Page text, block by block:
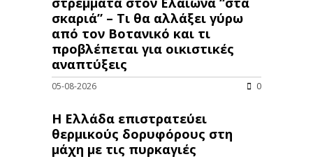
σκαριά” – Τι θα αλλάξει γύρω
από τον Βοτανικό και τι
προβλέπεται για οικιστικές
αναπτύξεις
05-08-2026 0
Η Ελλάδα επιστρατεύει
θερμικούς δορυφόρους στη
μάχη με τις πυρκαγιές